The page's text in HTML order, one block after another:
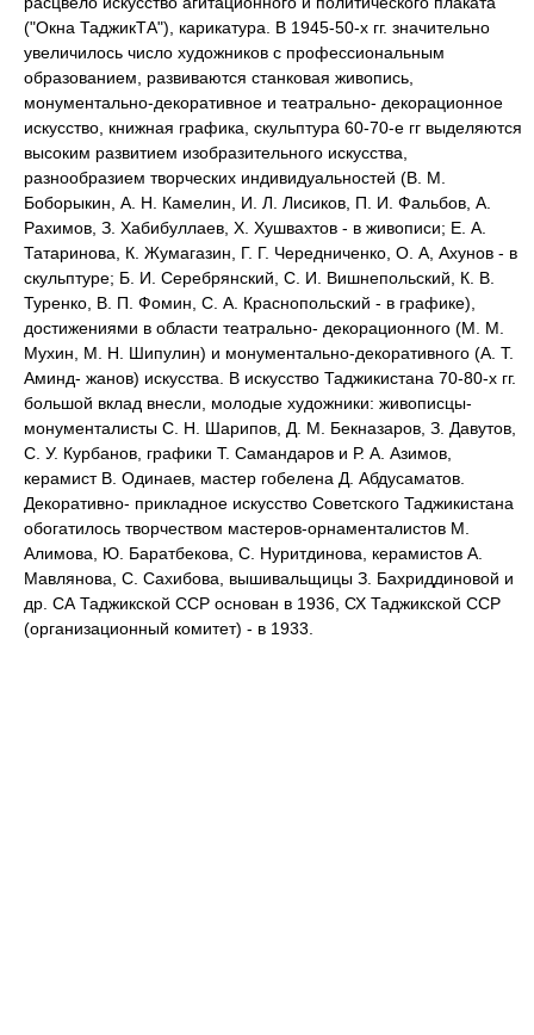
("Окна ТаджикТА"), карикатура. В 1945-50-х гг. значительно
увеличилось число художников с профессиональным
образованием, развиваются станковая живопись,
монументально-декоративное и театрально- декорационное
искусство, книжная графика, скульптура 60-70-е гг выделяются
высоким развитием изобразительного искусства,
разнообразием творческих индивидуальностей (В. М.
Боборыкин, А. Н. Камелин, И. Л. Лисиков, П. И. Фальбов, А.
Рахимов, З. Хабибуллаев, Х. Хушвахтов - в живописи; Е. А.
Татаринова, К. Жумагазин, Г. Г. Чередниченко, О. А, Ахунов - в
скульптуре; Б. И. Серебрянский, С. И. Вишнепольский, К. В.
Туренко, В. П. Фомин, С. А. Краснопольский - в графике),
достижениями в области театрально- декорационного (М. М.
Мухин, М. Н. Шипулин) и монументально-декоративного (А. Т.
Аминд- жанов) искусства. В искусство Таджикистана 70-80-х гг.
большой вклад внесли, молодые художники: живописцы-
монументалисты С. Н. Шарипов, Д. М. Бекназаров, З. Давутов,
С. У. Курбанов, графики Т. Самандаров и Р. А. Азимов,
керамист В. Одинаев, мастер гобелена Д. Абдусаматов.
Декоративно- прикладное искусство Советского Таджикистана
обогатилось творчеством мастеров-орнаменталистов М.
Алимова, Ю. Баратбекова, С. Нуритдинова, керамистов А.
Мавлянова, С. Сахибова, вышивальщицы З. Бахриддиновой и
др. СА Таджикской ССР основан в 1936, СХ Таджикской ССР
(организационный комитет) - в 1933.